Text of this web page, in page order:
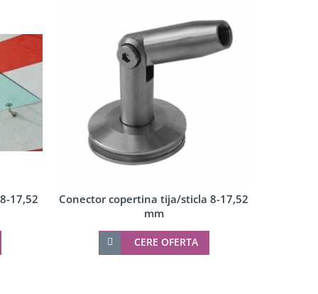
17,52
Conector copertina tija/sticla 8-17,52
mm
CERE OFERTA